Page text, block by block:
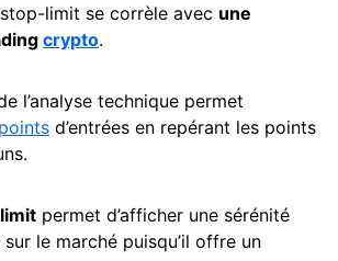
stop-limit se corrèle avec une
crypto.
l’analyse technique permet
points d’entrées en repérant les points
permet d’afficher une sérénité
le marché puisqu’il offre un